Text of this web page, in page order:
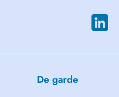
De garde